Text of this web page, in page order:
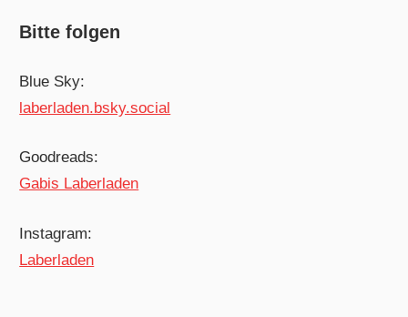
Bitte folgen
Blue Sky:
laberladen.bsky.social
Goodreads:
Gabis Laberladen
Instagram:
Laberladen